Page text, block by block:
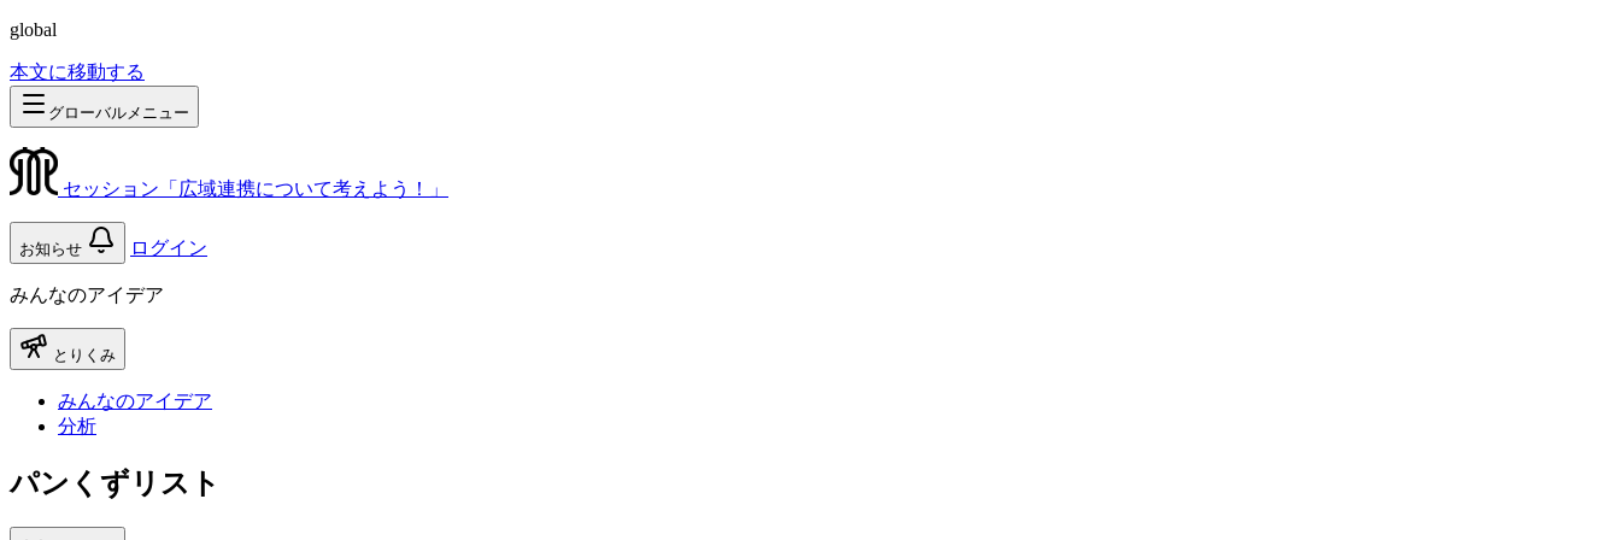
global
本文に移動する
グローバルメニュー
セッション「広域連携について考えよう！」
お知らせ ログイン
みんなのアイデア
とりくみ
みんなのアイデア
分析
パンくずリスト